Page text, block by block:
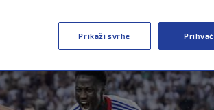
Prikaži svrhe